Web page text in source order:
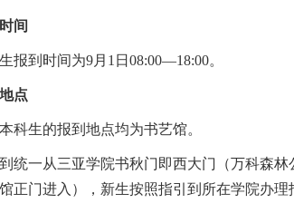
间
报到时间为9月1日08:00―18:00。
点
科生的报到地点均为书艺馆。
统一从三亚学院书秋门即西大门（万科森
正门进入），新生按照指引到所在学院办理